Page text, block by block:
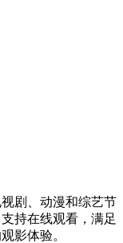
剧、动漫和综艺节
持在线观看，满足
影体验。